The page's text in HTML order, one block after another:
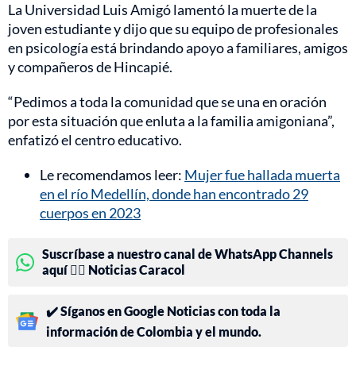
La Universidad Luis Amigó lamentó la muerte de la
joven estudiante y dijo que su equipo de profesionales
en psicología está brindando apoyo a familiares, amigos
y compañeros de Hincapié.
“Pedimos a toda la comunidad que se una en oración
por esta situación que enluta a la familia amigoniana”,
enfatizó el centro educativo.
Le recomendamos leer: Mujer fue hallada muerta
en el río Medellín, donde han encontrado 29
cuerpos en 2023
Suscríbase a nuestro canal de WhatsApp Channels
aquí 👉🏻 Noticias Caracol
✔️ Síganos en Google Noticias con toda la
información de Colombia y el mundo.